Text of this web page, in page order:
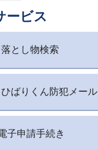
ービス
落とし物検索
ひばりくん防犯メール
子申請手続き